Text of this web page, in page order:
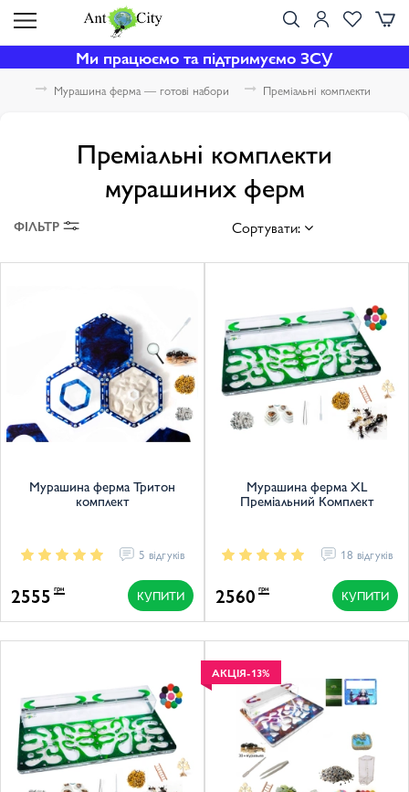
Ми працюємо та підтримуємо ЗСУ
Мурашина ферма — готові набори Преміальні комплекти
Преміальні комплекти
мурашиних ферм
ФІЛЬТР Сортувати:
Мурашина ферма Тритон
комплект
5 відгуків
2555 грн КУПИТИ
Мурашина ферма XL
Преміальний Комплект
18 відгуків
2560 грн КУПИТИ
АКЦІЯ-13%